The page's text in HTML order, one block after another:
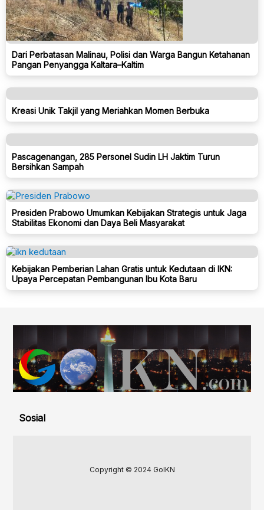
Dari Perbatasan Malinau, Polisi dan Warga Bangun Ketahanan
Pangan Penyangga Kaltara–Kaltim
Kreasi Unik Takjil yang Meriahkan Momen Berbuka
Pascagenangan, 285 Personel Sudin LH Jaktim Turun
Bersihkan Sampah
Presiden Prabowo Umumkan Kebijakan Strategis untuk Jaga
Stabilitas Ekonomi dan Daya Beli Masyarakat
Kebijakan Pemberian Lahan Gratis untuk Kedutaan di IKN:
Upaya Percepatan Pembangunan Ibu Kota Baru
Sosial
Copyright © 2024 GoIKN